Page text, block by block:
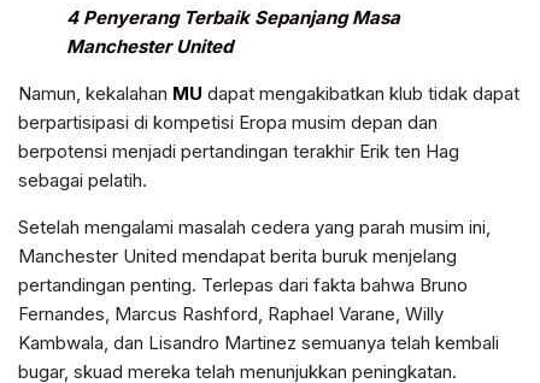
4 Penyerang Terbaik Sepanjang Masa
Manchester United
Namun, kekalahan MU dapat mengakibatkan klub tidak dapat
berpartisipasi di kompetisi Eropa musim depan dan
berpotensi menjadi pertandingan terakhir Erik ten Hag
sebagai pelatih.
Setelah mengalami masalah cedera yang parah musim ini,
Manchester United mendapat berita buruk menjelang
pertandingan penting. Terlepas dari fakta bahwa Bruno
Fernandes, Marcus Rashford, Raphael Varane, Willy
Kambwala, dan Lisandro Martinez semuanya telah kembali
bugar, skuad mereka telah menunjukkan peningkatan.